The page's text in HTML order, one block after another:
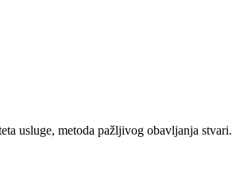
usluge, metoda pažljivog obavljanja stvari.